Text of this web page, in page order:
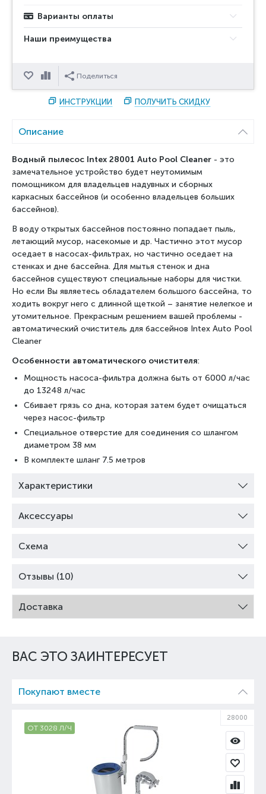
Варианты оплаты
Наши преимущества
ОтложитьСравнитьПоделиться
ИНСТРУКЦИИ ПОЛУЧИТЬ СКИДКУ
Описание
Водный пылесос Intex 28001 Auto Pool Cleaner - это
замечательное устройство будет неутомимым
помощником для владельцев надувных и сборных
каркасных бассейнов (и особенно владельцев больших
бассейнов).
В воду открытых бассейнов постоянно попадает пыль,
летающий мусор, насекомые и др. Частично этот мусор
оседает в насосах-фильтрах, но частично оседает на
стенках и дне бассейна. Для мытья стенок и дна
бассейнов существуют специальные наборы для чистки.
Но если Вы являетесь обладателем большого бассейна, то
ходить вокруг него с длинной щеткой – занятие нелегкое и
утомительное. Прекрасным решением вашей проблемы -
автоматический очиститель для бассейнов Intex Auto Pool
Cleaner
Особенности автоматического очистителя:
Мощность насоса-фильтра должна быть от 6000 л/час
до 13248 л/час
Сбивает грязь со дна, которая затем будет очищаться
через насос-фильтр
Специальное отверстие для соединения со шлангом
диаметром 38 мм
В комплекте шланг 7.5 метров
Характеристики
Аксессуары
Схема
Отзывы (10)
Доставка
ВАС ЭТО ЗАИНТЕРЕСУЕТ
Покупают вместе
ОТ 3028 Л/Ч
28000